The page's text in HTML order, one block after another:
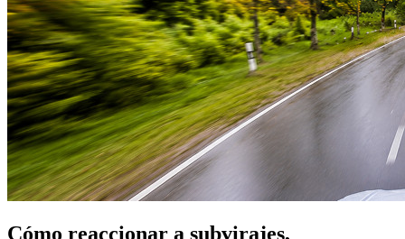
Cómo reaccionar a subvirajes,